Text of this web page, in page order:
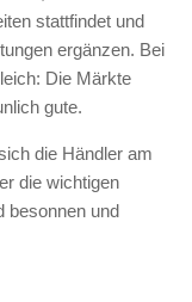
stattfindet und
ergänzen. Bei
Die Märkte
gute.
die Händler am
die wichtigen
besonnen und